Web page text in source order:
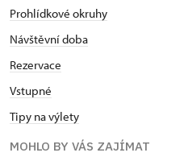
Prohlídkové okruhy
Návštěvní doba
Rezervace
Vstupné
Tipy na výlety
MOHLO BY VÁS ZAJÍMAT